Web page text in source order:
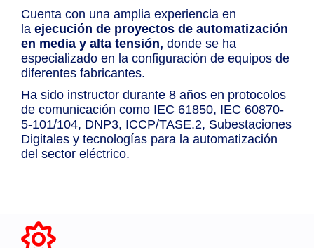
Cuenta con una amplia experiencia en
la ejecución de proyectos de automatización
en media y alta tensión, donde se ha
especializado en la configuración de equipos de
diferentes fabricantes.
Ha sido instructor durante 8 años en protocolos
de comunicación como IEC 61850, IEC 60870-
5-101/104, DNP3, ICCP/TASE.2, Subestaciones
Digitales y tecnologías para la automatización
del sector eléctrico.